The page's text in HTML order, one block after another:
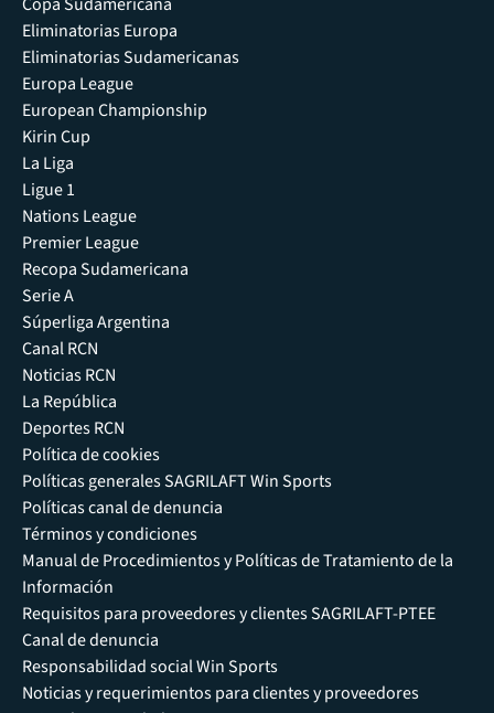
Eliminatorias Europa
Eliminatorias Sudamericanas
Europa League
European Championship
Kirin Cup
La Liga
Ligue 1
Nations League
Premier League
Recopa Sudamericana
Serie A
Súperliga Argentina
Canal RCN
Noticias RCN
La República
Deportes RCN
Política de cookies
Políticas generales SAGRILAFT Win Sports
Políticas canal de denuncia
Términos y condiciones
Manual de Procedimientos y Políticas de Tratamiento de la
Información
Requisitos para proveedores y clientes SAGRILAFT-PTEE
Canal de denuncia
Responsabilidad social Win Sports
Noticias y requerimientos para clientes y proveedores